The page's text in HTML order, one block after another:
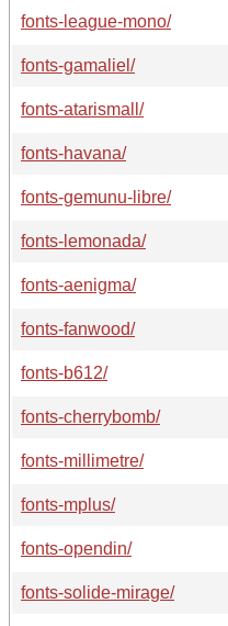
fonts-league-mono/
fonts-gamaliel/
fonts-atarismall/
fonts-havana/
fonts-gemunu-libre/
fonts-lemonada/
fonts-aenigma/
fonts-fanwood/
fonts-b612/
fonts-cherrybomb/
fonts-millimetre/
fonts-mplus/
fonts-opendin/
fonts-solide-mirage/